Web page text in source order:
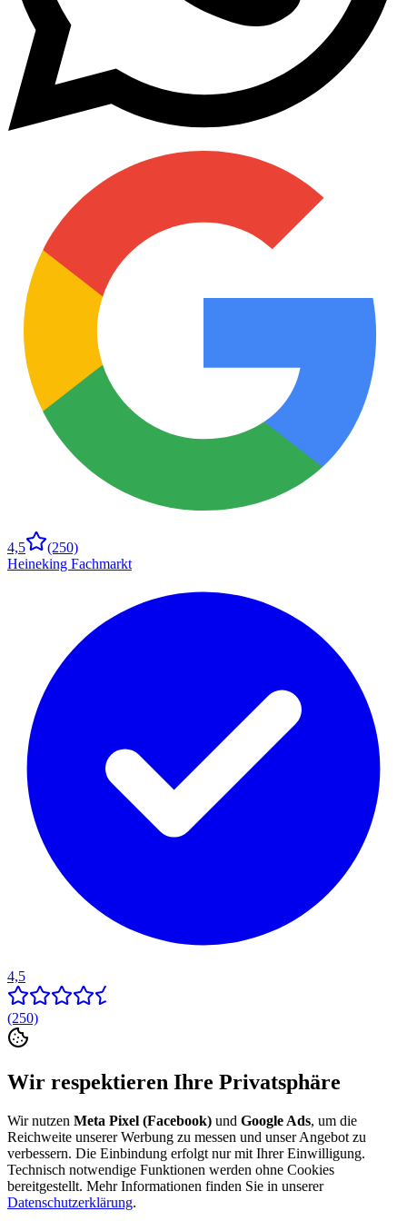
4,5
(250)
Heineking Fachmarkt
4,5
(250)
Wir respektieren Ihre Privatsphäre
Wir nutzen Meta Pixel (Facebook) und Google Ads, um die
Reichweite unserer Werbung zu messen und unser Angebot zu
verbessern. Die Einbindung erfolgt nur mit Ihrer Einwilligung.
Technisch notwendige Funktionen werden ohne Cookies
bereitgestellt. Mehr Informationen finden Sie in unserer
Datenschutzerklärung.